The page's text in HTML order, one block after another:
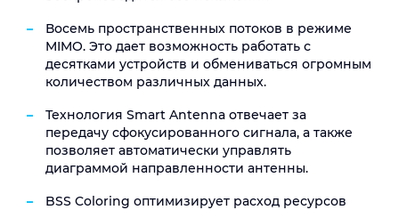
Восемь пространственных потоков в режиме
MIMO. Это дает возможность работать с
десятками устройств и обмениваться огромным
количеством различных данных.
Технология Smart Antenna отвечает за
передачу сфокусированного сигнала, а также
позволяет автоматически управлять
диаграммой направленности антенны.
BSS Coloring оптимизирует расход ресурсов